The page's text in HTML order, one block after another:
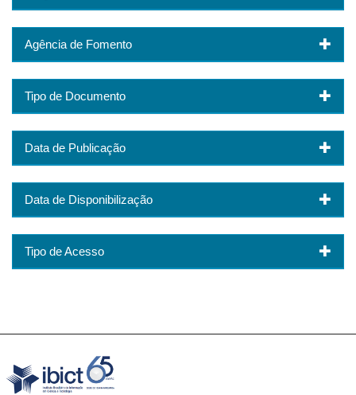
Agência de Fomento
Tipo de Documento
Data de Publicação
Data de Disponibilização
Tipo de Acesso